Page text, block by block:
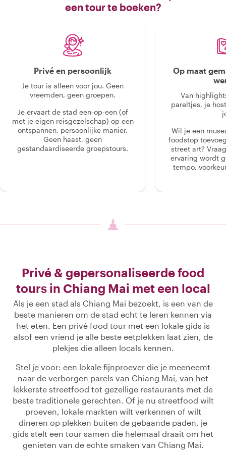
een tour te boeken?
Privé en persoonlijk
Je tour is alleen voor jou. Geen
vreemden, geen groepen.
Je ervaart de stad een-op-een (of
met je eigen reisgezelschap) op een
ontspannen, persoonlijke manier.
Geen haast, geen
gestandaardiseerde groepstours.
Op maat
Van
pareltjes, je
Wil je een
foodstop
street art?
ervaring wordt
tempo,
Privé & gepersonaliseerde food
tours in Chiang Mai met een local
Als je een stad als Chiang Mai bezoekt, is een van de
beste manieren om de stad echt te leren kennen via
het eten. Een privé food tour met een lokale gids is
alsof een vriend je alle beste eetplekken laat zien, de
plekjes die alleen locals kennen.
Stel je voor: een lokale fijnproever die je meeneemt
naar de verborgen parels van Chiang Mai, van het
lekkerste streetfood tot gezellige restaurants met de
beste traditionele gerechten. Of je nu streetfood wilt
proeven, lokale markten wilt verkennen of wilt
dineren op plekken buiten de gebaande paden, je
gids stelt een tour samen die helemaal draait om het
genieten van de echte smaken van Chiang Mai.